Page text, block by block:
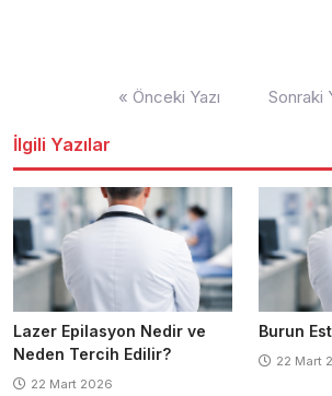
« Önceki Yazı Sonraki
İlgili Yazılar
Lazer Epilasyon Nedir ve
Neden Tercih Edilir?
22 Mart 2026
Burun
22 Mart